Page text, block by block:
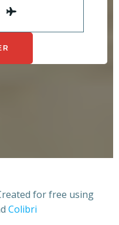
for free using
Colibri